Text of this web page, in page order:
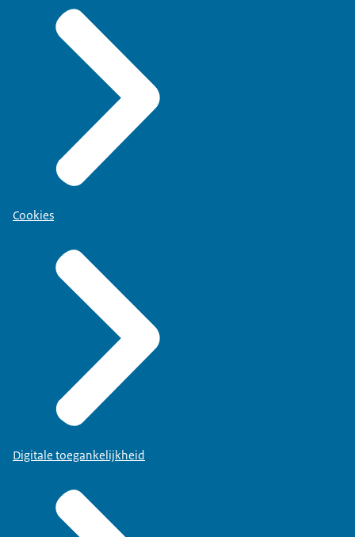
Cookies
Digitale toegankelijkheid